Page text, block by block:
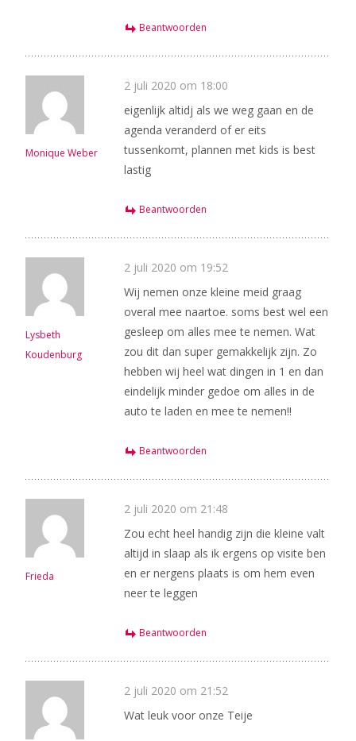
Beantwoorden
Monique Weber
2 juli 2020 om 18:00
eigenlijk altidj als we weg gaan en de
agenda veranderd of er eits
tussenkomt, plannen met kids is best
lastig
Beantwoorden
Lysbeth
Koudenburg
2 juli 2020 om 19:52
Wij nemen onze kleine meid graag
overal mee naartoe. soms best wel een
gesleep om alles mee te nemen. Wat
zou dit dan super gemakkelijk zijn. Zo
hebben wij heel wat dingen in 1 en dan
eindelijk minder gedoe om alles in de
auto te laden en mee te nemen!!
Beantwoorden
Frieda
2 juli 2020 om 21:48
Zou echt heel handig zijn die kleine valt
altijd in slaap als ik ergens op visite ben
en er nergens plaats is om hem even
neer te leggen
Beantwoorden
2 juli 2020 om 21:52
Wat leuk voor onze Teije